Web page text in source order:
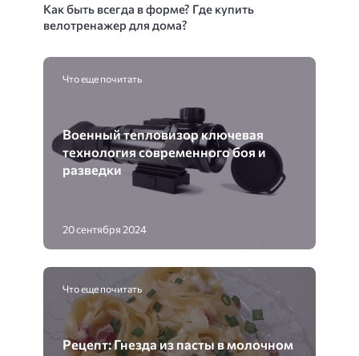
Как быть всегда в форме? Где купить
велотренажер для дома?
Что еще почитать
Военный тепловизор ключевая
технология современного боя и
разведки
20 сентября 2024
Что еще почитать
Рецепт: Гнезда из пасты в молочном